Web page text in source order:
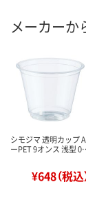
メーカーか
シモジマ 透明カップ A
ーPET 9オンス 浅型
¥648（税込